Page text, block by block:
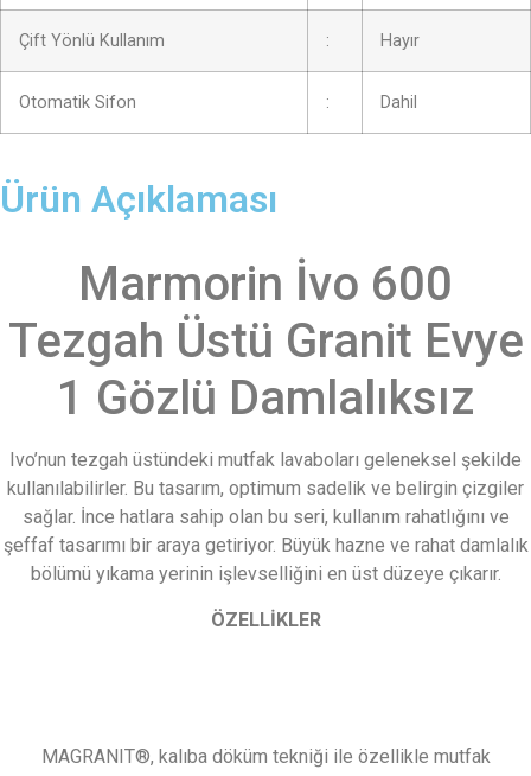
Çift Yönlü Kullanım : Hayır
Otomatik Sifon : Dahil
Ürün Açıklaması
Marmorin İvo 600
Tezgah Üstü Granit Evye
1 Gözlü Damlalıksız
Ivo’nun tezgah üstündeki mutfak lavaboları geleneksel şekilde
kullanılabilirler. Bu tasarım, optimum sadelik ve belirgin çizgiler
sağlar. İnce hatlara sahip olan bu seri, kullanım rahatlığını ve
şeffaf tasarımı bir araya getiriyor. Büyük hazne ve rahat damlalık
bölümü yıkama yerinin işlevselliğini en üst düzeye çıkarır.
ÖZELLİKLER
MAGRANIT®, kalıba döküm tekniği ile özellikle mutfak